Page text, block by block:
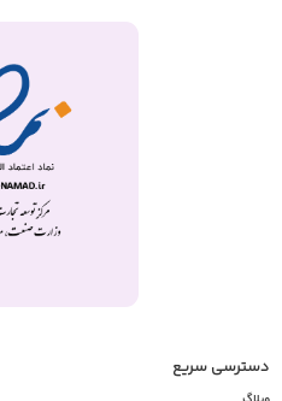
دسترسی سریع